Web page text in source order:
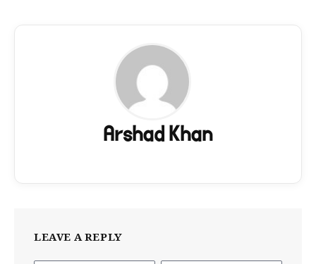
Arshad Khan
LEAVE A REPLY